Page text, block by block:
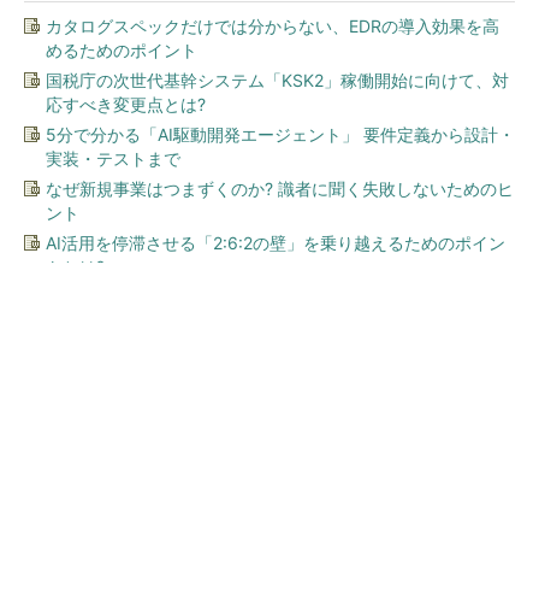
カタログスペックだけでは分からない、EDRの導入効果を高
めるためのポイント
国税庁の次世代基幹システム「KSK2」稼働開始に向けて、対
応すべき変更点とは?
5分で分かる「AI駆動開発エージェント」 要件定義から設計・
実装・テストまで
なぜ新規事業はつまずくのか? 識者に聞く失敗しないためのヒ
ント
AI活用を停滞させる「2:6:2の壁」を乗り越えるためのポイン
トとは?